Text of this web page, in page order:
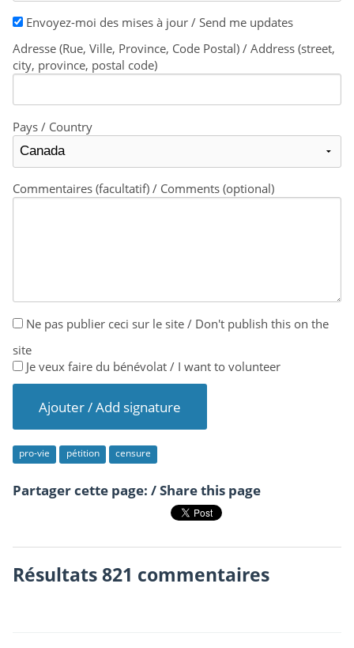
Envoyez-moi des mises à jour / Send me updates
Adresse (Rue, Ville, Province, Code Postal) / Address (street,
city, province, postal code)
Pays / Country
Commentaires (facultatif) / Comments (optional)
Ne pas publier ceci sur le site / Don't publish this on the
site
Je veux faire du bénévolat / I want to volunteer
pro-vie pétition censure
Partager cette page: / Share this page
Résultats 821 commentaires